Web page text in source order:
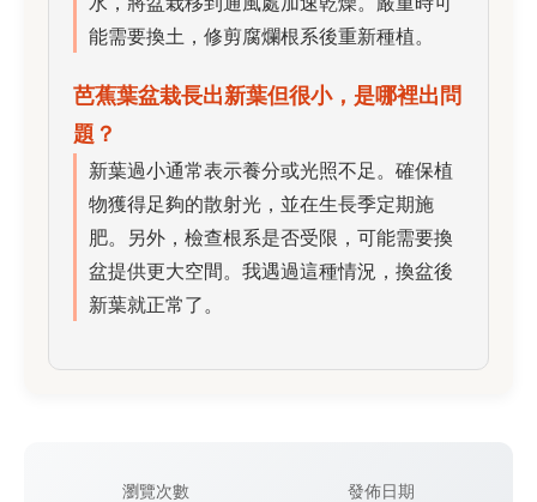
能需要換土，修剪腐爛根系後重新種植。
芭蕉葉盆栽長出新葉但很小，是哪裡出問
題？
新葉過小通常表示養分或光照不足。確保植
物獲得足夠的散射光，並在生長季定期施
肥。另外，檢查根系是否受限，可能需要換
盆提供更大空間。我遇過這種情況，換盆後
新葉就正常了。
瀏覽次數 發佈日期